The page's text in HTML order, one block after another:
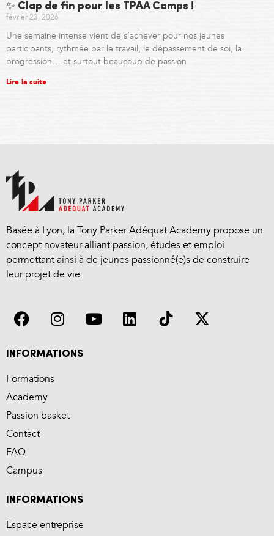
✨ Clap de fin pour les TPAA Camps !
février 23, 2026
Une semaine intense vient de s’achever pour nos jeunes
participants, rythmée par le travail, le dépassement de soi, la
progression… et surtout beaucoup de passion
Lire la suite
Basée à Lyon, la Tony Parker Adéquat Academy propose un
concept novateur alliant passion, études et emploi
permettant ainsi à de jeunes passionné(e)s de construire
leur projet de vie.
INFORMATIONS
Formations
Academy
Passion basket
Contact
FAQ
Campus
INFORMATIONS
Espace entreprise